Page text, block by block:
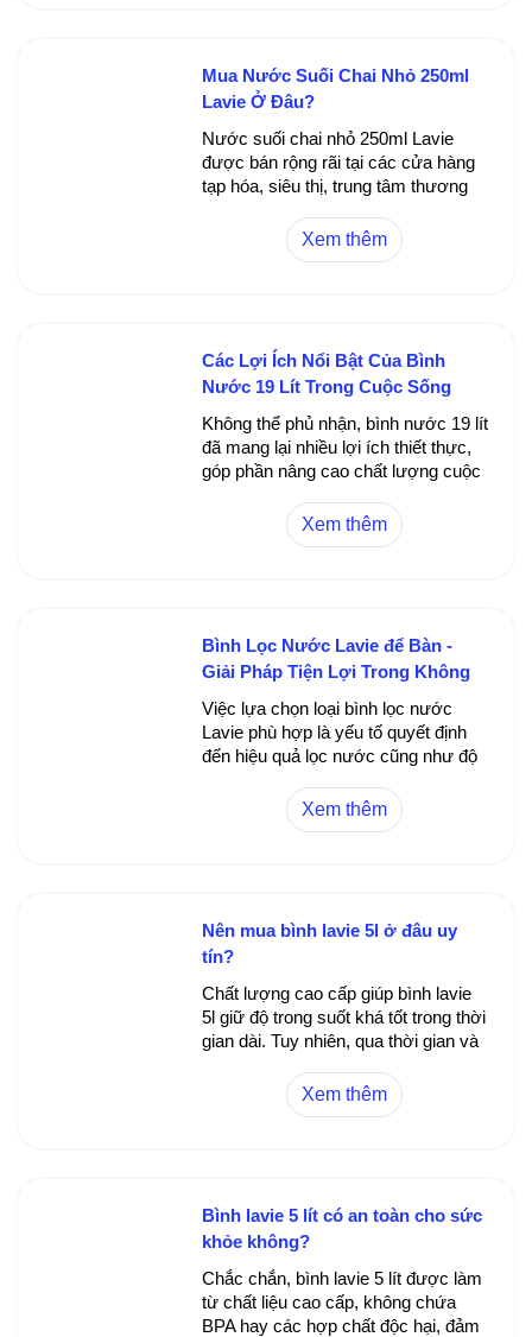
Mua Nước Suối Chai Nhỏ 250ml
Lavie Ở Đâu?
Nước suối chai nhỏ 250ml Lavie
được bán rộng rãi tại các cửa hàng
tạp hóa, siêu thị, trung tâm thương
kênh bán hàng trực tuyến. Bạn có
thể dễ dàng tìm mua sản phẩm ở bất
Xem thêm
Các Lợi Ích Nổi Bật Của Bình
Nước 19 Lít Trong Cuộc Sống
Hàng Ngày
Không thể phủ nhận, bình nước 19 lít
đã mang lại nhiều lợi ích thiết thực,
góp phần nâng cao chất lượng cuộc
cung cấp nguồn nước sạch và an
toàn cho gia đình đến việc giảm thiểu
Xem thêm
Bình Lọc Nước Lavie để Bàn -
Giải Pháp Tiện Lợi Trong Không
Gian Hẹp
Việc lựa chọn loại bình lọc nước
Lavie phù hợp là yếu tố quyết định
đến hiệu quả lọc nước cũng như độ
bình lọc Lavie phổ biến trên thị
trường và đặc điểm từng loại để giúp
Xem thêm
Nên mua bình lavie 5l ở đâu uy
tín?
Chất lượng cao cấp giúp bình lavie
5l giữ độ trong suốt khá tốt trong thời
gian dài. Tuy nhiên, qua thời gian và
xuất hiện các vết ố hoặc vàng ố do
tác động của nước. Bảo trì vệ sinh
Xem thêm
Bình lavie 5 lít có an toàn cho sức
khỏe không?
Chắc chắn, bình lavie 5 lít được làm
từ chất liệu cao cấp, không chứa
BPA hay các hợp chất độc hại, đảm